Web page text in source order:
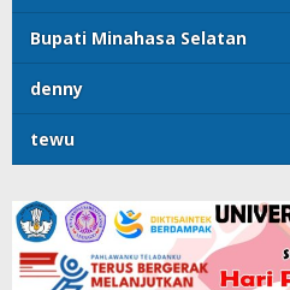
Bupati Minahasa Selatan
denny
tewu